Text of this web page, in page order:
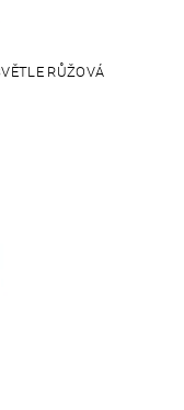
RŮŽOVÁ